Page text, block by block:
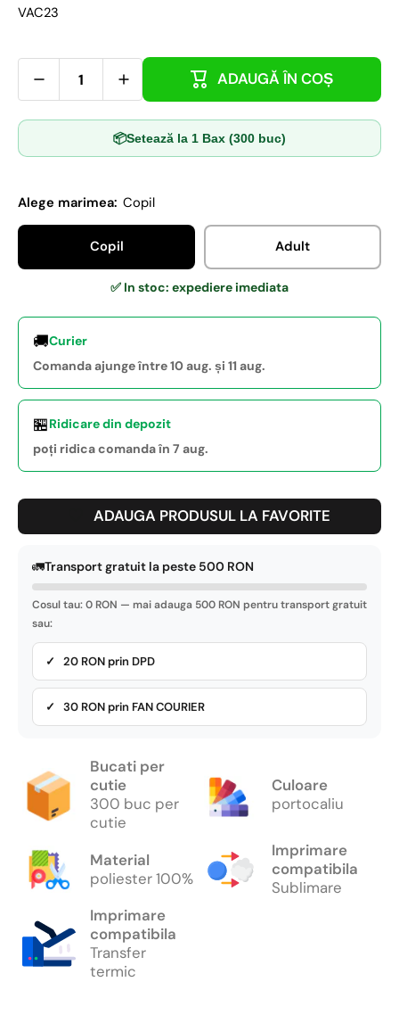
VAC23
ADAUGĂ ÎN COȘ
📦Setează la 1 Bax (300 buc)
Alege marimea: Copil
Copil Adult
✅ In stoc: expediere imediata
🚚Curier
Comanda ajunge între 10 aug. și 11 aug.
🏪Ridicare din depozit
poți ridica comanda în 7 aug.
ADAUGA PRODUSUL LA FAVORITE
🚛Transport gratuit la peste 500 RON
Cosul tau: 0 RON — mai adauga 500 RON pentru transport gratuit
sau:
✓ 20 RON prin DPD
✓ 30 RON prin FAN COURIER
Bucati per
cutie
300 buc per
cutie
Culoare
portocaliu
Material
poliester 100%
Imprimare
compatibila
Sublimare
Imprimare
compatibila
Transfer
termic